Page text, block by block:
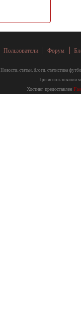
Пользователи Форум
Новости, статьи, блоги, статистика
При использовании
Хостинг предоставлен